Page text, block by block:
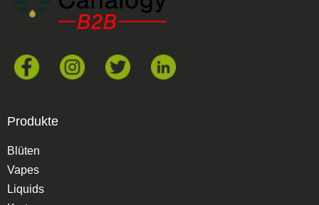
Produkte
Blüten
Vapes
Liquids